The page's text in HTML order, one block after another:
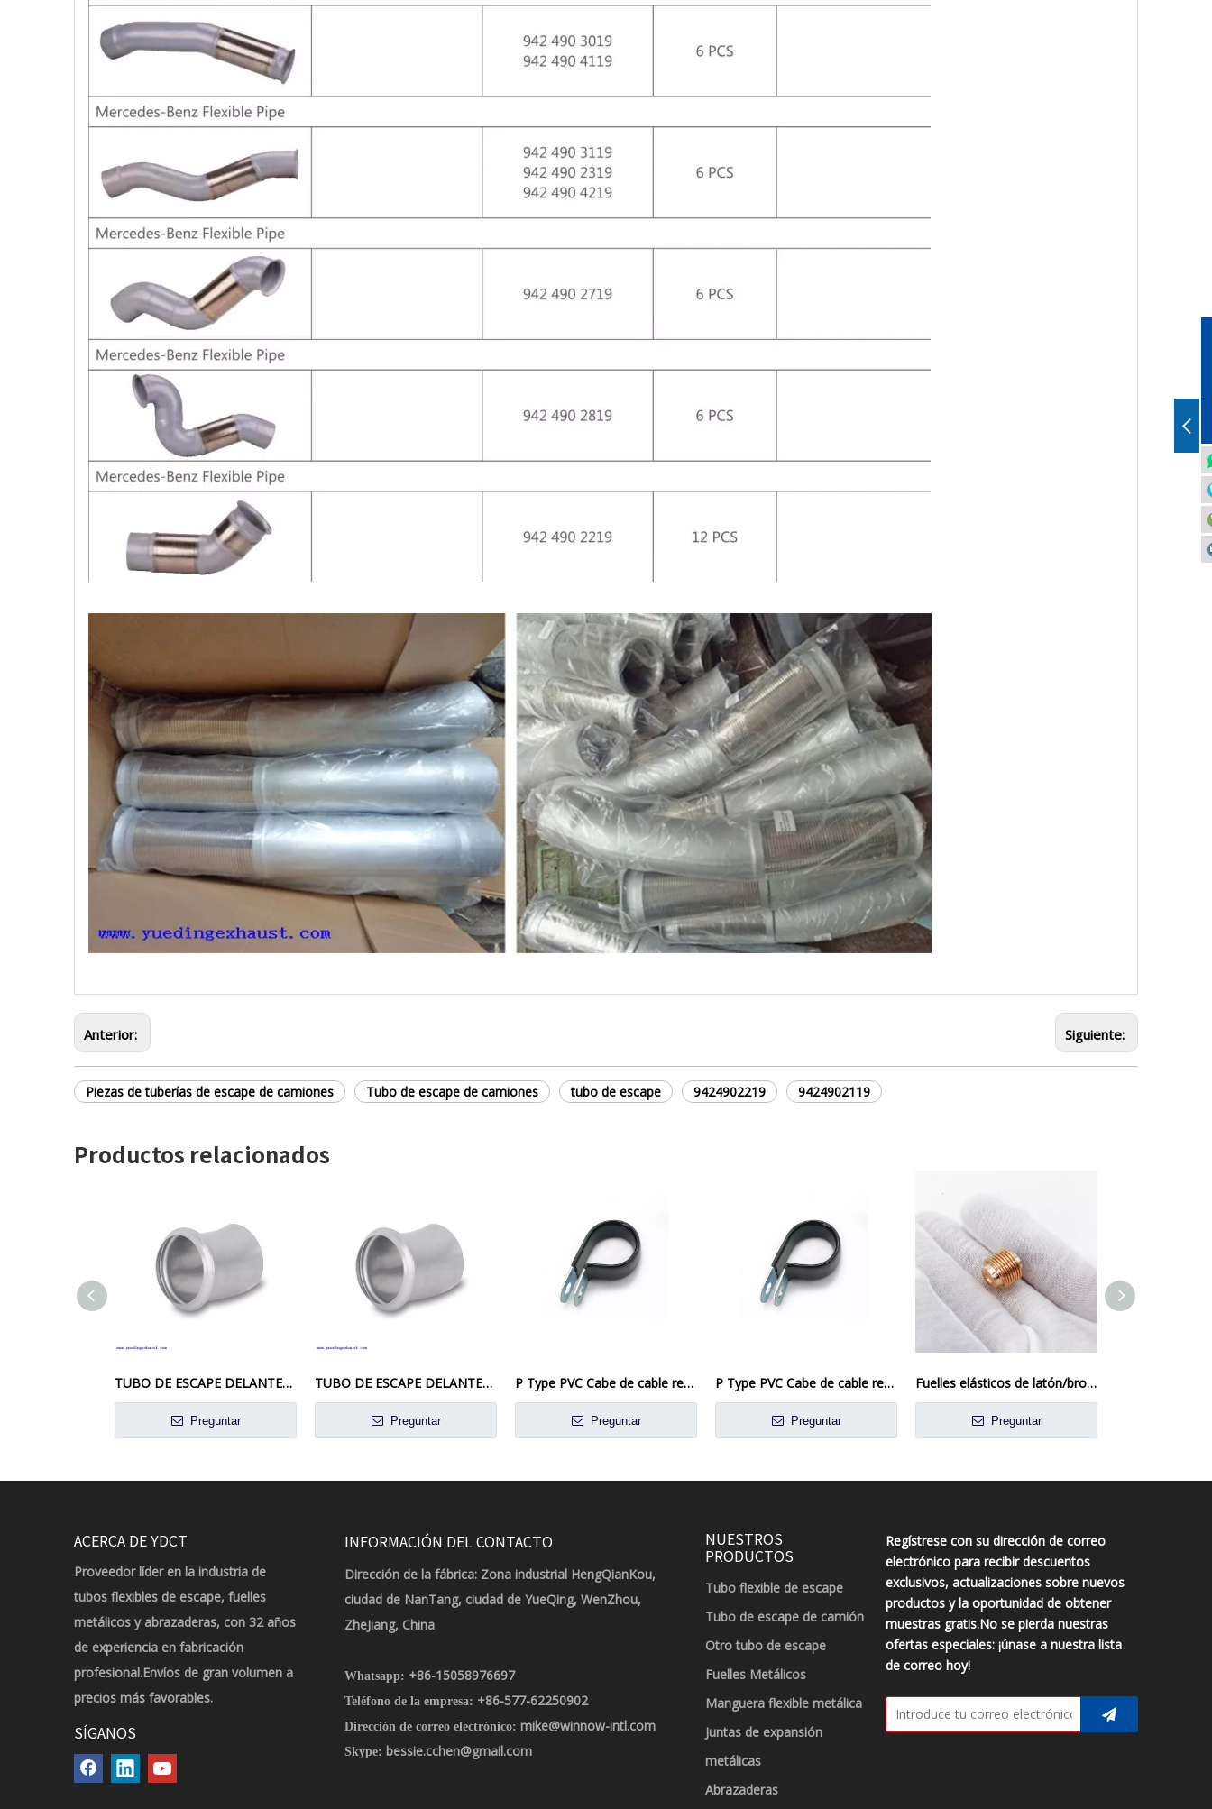
Anterior: Siguiente:
Piezas de tuberías de escape de camiones Tubo de escape de camiones tubo de escape 9424902219 9424902119
Productos relacionados
TUBO DE ESCAPE DELANTERO 5010626109 NUEVO Para CAMIONES 1626097
Preguntar
TUBO DE ESCAPE DELANTERO 5010626109 NUEVO Para CAMIONES 1626097
Preguntar
P Type PVC Cabe de cable recubierto Mayorista
Preguntar
P Type PVC Cabe de cable recubierto Mayorista
Preguntar
Fuelles elásticos de latón/bronce estañado/acero inoxidable
Preguntar
ACERCA DE YDCT
Proveedor líder en la industria de
tubos flexibles de escape, fuelles
metálicos y abrazaderas, con 32 años
de experiencia en fabricación
profesional.Envíos de gran volumen a
precios más favorables.
SÍGANOS
INFORMACIÓN DEL CONTACTO
Dirección de la fábrica: Zona industrial HengQianKou,
ciudad de NanTang, ciudad de YueQing, WenZhou,
ZheJiang, China
Whatsapp: +86-15058976697
Teléfono de la empresa: +86-577-62250902
Dirección de correo electrónico: mike@winnow-intl.com
Skype: bessie.cchen@gmail.com
NUESTROS
PRODUCTOS
Tubo flexible de escape
Tubo de escape de camión
Otro tubo de escape
Fuelles Metálicos
Manguera flexible metálica
Juntas de expansión
metálicas
Abrazaderas
Regístrese con su dirección de correo
electrónico para recibir descuentos
exclusivos, actualizaciones sobre nuevos
productos y la oportunidad de obtener
muestras gratis.No se pierda nuestras
ofertas especiales: ¡únase a nuestra lista
de correo hoy!